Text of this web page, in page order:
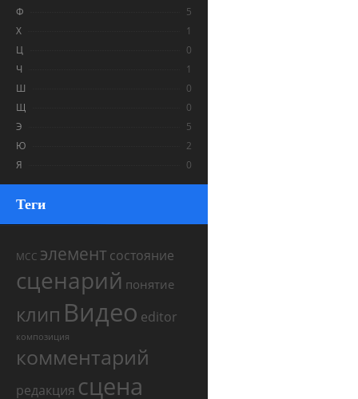
Ф
5
Х
1
Ц
0
Ч
1
Ш
0
Щ
0
Э
5
Ю
2
Я
0
Теги
МСС элемент состояние
сценарий понятие
клип Видео editor
композиция
комментарий
редакция сцена